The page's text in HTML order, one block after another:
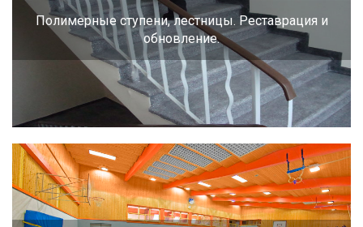
Полимерные ступени, лестницы. Реставрация и
обновление.